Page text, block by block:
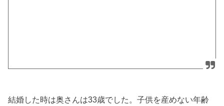
結婚した時は奥さんは33歳でした。子供を産めない年齢